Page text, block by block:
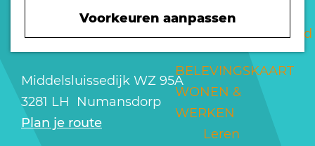
Voorkeuren aanpassen10 x typisch
Hoeksche Waard
BELEVINGSKAART
WONEN &
WERKEN
Leren
AMBACHTSHEREN
ZUIVEL
Middelsluissedijk WZ 95A
3281 LH
Numansdorp
Plan je routen